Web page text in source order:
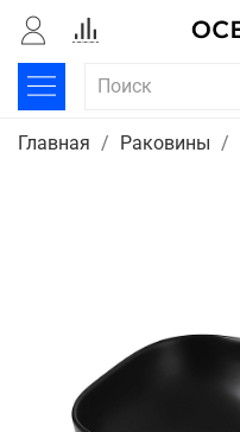
Главная Раковины